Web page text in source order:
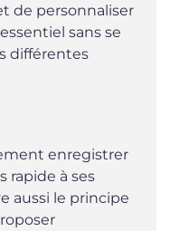
de personnaliser
sans se
différentes
enregistrer
rapide à ses
aussi le principe